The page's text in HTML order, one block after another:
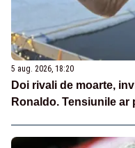
5 aug. 2026, 18:20
Doi rivali de moarte,
Ronaldo. Tensiunile ar